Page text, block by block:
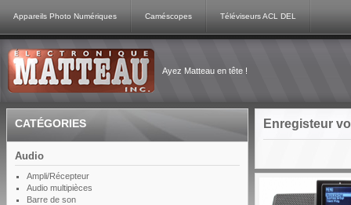
Appareils Photo Numériques Caméscopes Téléviseurs ACL DEL
Ayez Matteau en tête !
Enregisteur
CATÉGORIES
Audio
Ampli/Récepteur
Audio multipièces
Barre de son